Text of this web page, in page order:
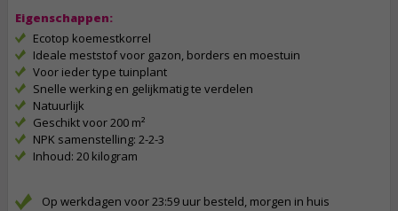
Eigenschappen:
Ecotop koemestkorrel
Ideale meststof voor gazon, borders en moestuin
Voor ieder type tuinplant
Snelle werking en gelijkmatig te verdelen
Natuurlijk
Geschikt voor 200 m²
NPK samenstelling: 2-2-3
Inhoud: 20 kilogram
Op werkdagen voor 23:59 uur besteld, morgen in huis